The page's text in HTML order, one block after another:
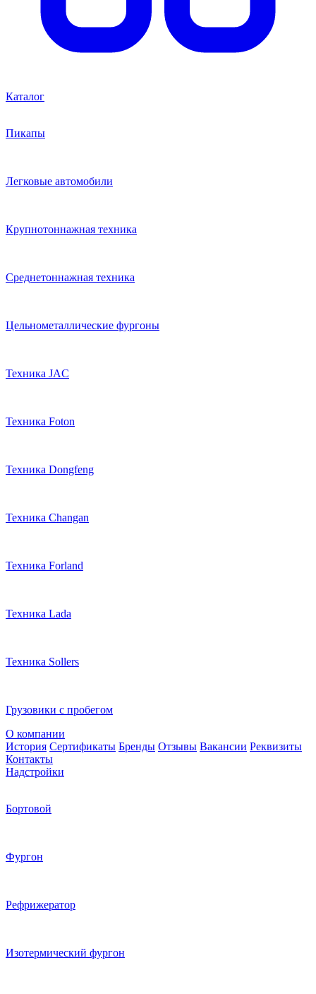
Каталог
Пикапы
Легковые автомобили
Крупнотоннажная техника
Среднетоннажная техника
Цельнометаллические фургоны
Техника JAC
Техника Foton
Техника Dongfeng
Техника Changan
Техника Forland
Техника Lada
Техника Sollers
Грузовики с пробегом
О компании
История Сертификаты Бренды Отзывы Вакансии Реквизиты
Контакты
Надстройки
Бортовой
Фургон
Рефрижератор
Изотермический фургон